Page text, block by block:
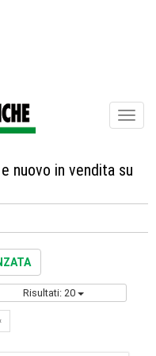
nuovo in vendita su
Risultati: 20